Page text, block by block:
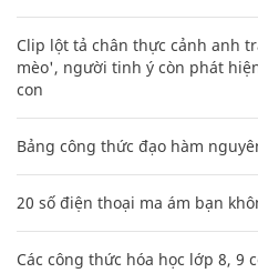
Clip lột tả chân thực cảnh anh
mèo', người tinh ý còn phát
con
Bảng công thức đạo hàm
20 số điện thoại ma ám bạn
Các công thức hóa học lớp 8, 9